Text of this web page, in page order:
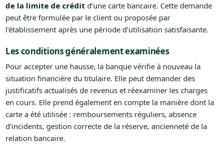
de la limite de crédit d’une carte bancaire. Cette demande
peut être formulée par le client ou proposée par
l’établissement après une période d’utilisation satisfaisante.
Les conditions généralement examinées
Pour accepter une hausse, la banque vérifie à nouveau la
situation financière du titulaire. Elle peut demander des
justificatifs actualisés de revenus et réexaminer les charges
en cours. Elle prend également en compte la manière dont la
carte a été utilisée : remboursements réguliers, absence
d’incidents, gestion correcte de la réserve, ancienneté de la
relation bancaire.